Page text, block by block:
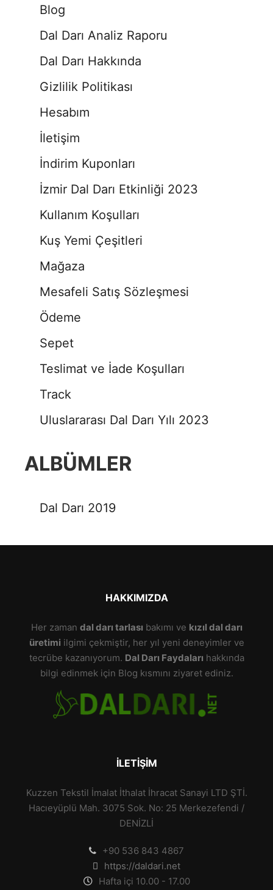
Blog
Dal Darı Analiz Raporu
Dal Darı Hakkında
Gizlilik Politikası
Hesabım
İletişim
İndirim Kuponları
İzmir Dal Darı Etkinliği 2023
Kullanım Koşulları
Kuş Yemi Çeşitleri
Mağaza
Mesafeli Satış Sözleşmesi
Ödeme
Sepet
Teslimat ve İade Koşulları
Track
Uluslararası Dal Darı Yılı 2023
ALBÜMLER
Dal Darı 2019
HAKKIMIZDA
Her zaman dal darı tarlası bakımı ve kızıl dal darı
üretimi ilgimi çekmiştir, her yıl yeni deneyimler ve
tecrübe kazanıyorum. Dal Darı Faydaları hakkında
bilgi edinmek için Blog kısmını ziyaret ediniz.
İLETIŞIM
Kuzzen Tekstil İmalat İthalat İhracat Sanayi LTD ŞTİ.
Hacıeyüplü Mah. 3075 Sok. No: 25 Merkezefendi /
DENİZLİ
+90 536 843 4867
https://daldari.net
Hafta içi 10.00 - 17.00